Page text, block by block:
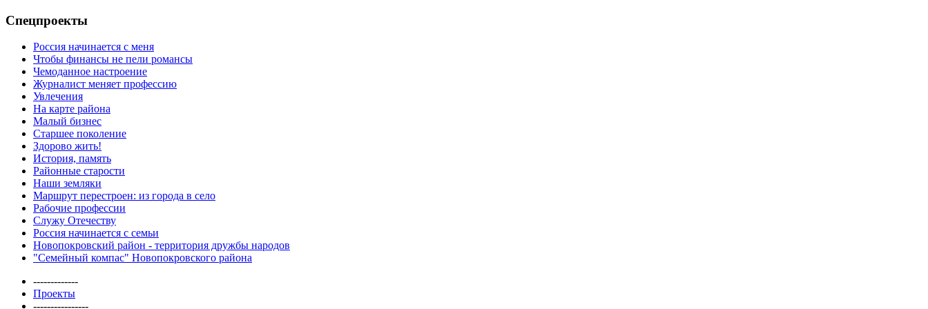
Спецпроекты
Россия начинается с меня
Чтобы финансы не пели романсы
Чемоданное настроение
Журналист меняет профессию
Увлечения
На карте района
Малый бизнес
Старшее поколение
Здорово жить!
История, память
Районные старости
Наши земляки
Маршрут перестроен: из города в село
Рабочие профессии
Служу Отечеству
Россия начинается с семьи
Новопокровский район - территория дружбы народов
"Семейный компас" Новопокровского района
-------------
Проекты
----------------